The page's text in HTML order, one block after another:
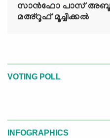
സാൻഫോ പാസ്
മഅ്റൂഫ് മൂച്ചിക്കല്‍
VOTING POLL
INFOGRAPHICS